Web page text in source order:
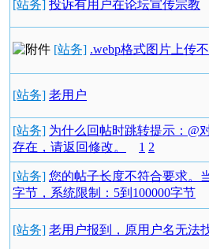
[站务] 投诉有用户在论坛宣传宗教
[站务] .webp格式图片上传
[站务] 老用户
[站务] 为什么回帖时跳转提示：@
存在，请返回修改。
1 2
[站务] 您的帖子长度不符合要求。
字节，系统限制：5到100000字节
[站务] 老用户报到，原用户名无法